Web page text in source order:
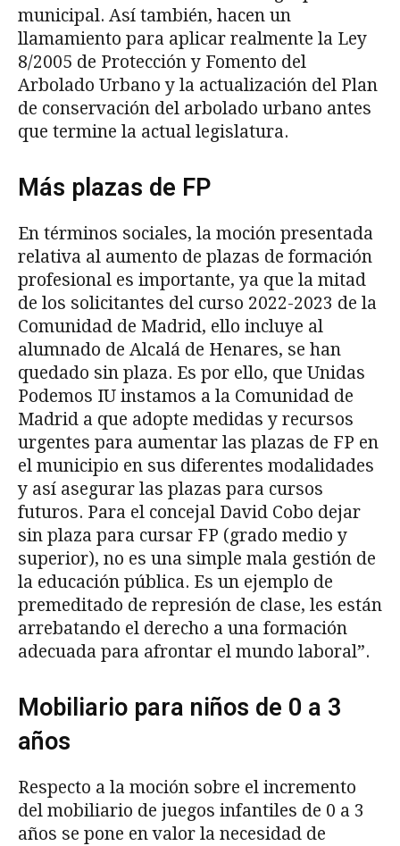
municipal. Así también, hacen un
llamamiento para aplicar realmente la Ley
8/2005 de Protección y Fomento del
Arbolado Urbano y la actualización del Plan
de conservación del arbolado urbano antes
que termine la actual legislatura.
Más plazas de FP
En términos sociales, la moción presentada
relativa al aumento de plazas de formación
profesional es importante, ya que la mitad
de los solicitantes del curso 2022-2023 de la
Comunidad de Madrid, ello incluye al
alumnado de Alcalá de Henares, se han
quedado sin plaza. Es por ello, que Unidas
Podemos IU instamos a la Comunidad de
Madrid a que adopte medidas y recursos
urgentes para aumentar las plazas de FP en
el municipio en sus diferentes modalidades
y así asegurar las plazas para cursos
futuros. Para el concejal David Cobo dejar
sin plaza para cursar FP (grado medio y
superior), no es una simple mala gestión de
la educación pública. Es un ejemplo de
premeditado de represión de clase, les están
arrebatando el derecho a una formación
adecuada para afrontar el mundo laboral”.
Mobiliario para niños de 0 a 3
años
Respecto a la moción sobre el incremento
del mobiliario de juegos infantiles de 0 a 3
años se pone en valor la necesidad de